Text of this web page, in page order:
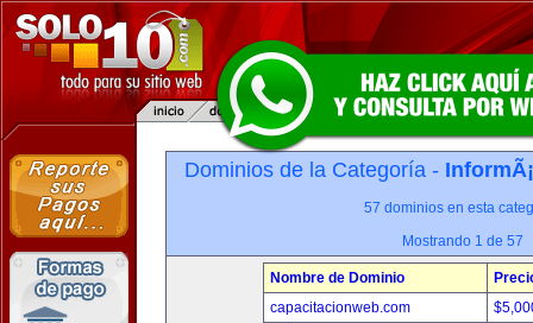
Dominios de la Categoría -
57 dominios en esta
Mostrando 1 de 57
Nombre de Dominio
capacitacionweb.com